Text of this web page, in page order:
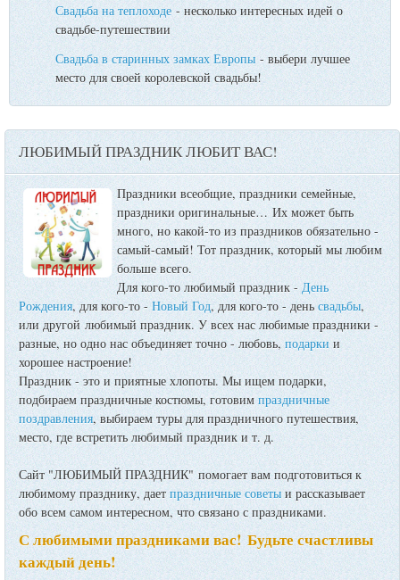
Свадьба на теплоходе - несколько интересных идей о
свадьбе-путешествии
Свадьба в старинных замках Европы - выбери лучшее
место для своей королевской свадьбы!
ЛЮБИМЫЙ ПРАЗДНИК ЛЮБИТ ВАС!
Праздники всеобщие, праздники семейные,
праздники оригинальные… Их может быть
много, но какой-то из праздников обязательно -
самый-самый! Тот праздник, который мы любим
больше всего.
Для кого-то любимый праздник - День
Рождения, для кого-то -Новый Год, для кого-то - деньсвадьбы,
или другой любимый праздник. У всех нас любимые праздники -
разные, но одно нас объединяет точно - любовь,подаркии
хорошее настроение!
Праздник - это и приятные хлопоты. Мы ищем подарки,
подбираем праздничные костюмы, готовимпраздничные
поздравления, выбираем туры для праздничного путешествия,
место, где встретить любимый праздник и т. д.
Сайт "ЛЮБИМЫЙ ПРАЗДНИК" помогает вам подготовиться к
любимому празднику, даетпраздничные советы и рассказывает
обо всем самом интересном, что связано с праздниками.
С любимыми праздниками вас! Будьте счастливы
каждый день!